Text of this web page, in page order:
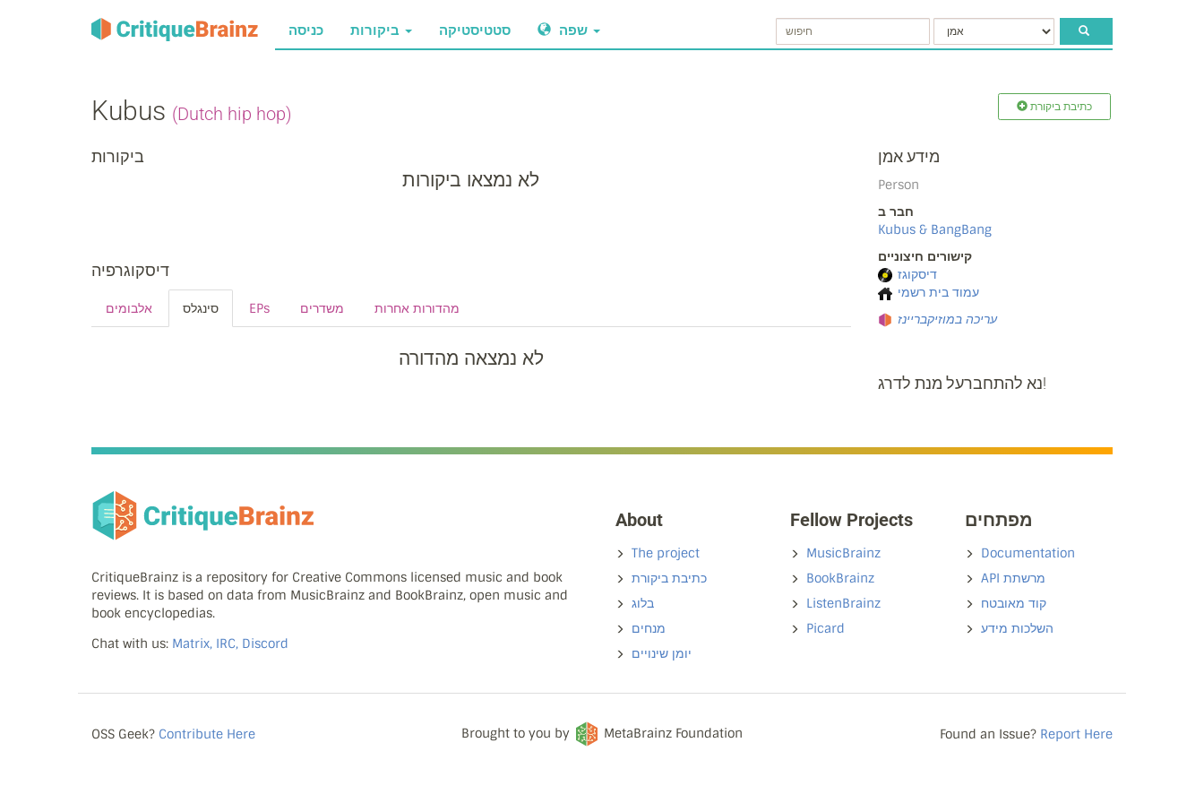
כניסה סטטיסטיקה
Kubus (Dutch hip hop) כתיבת ביקורת
ביקורות
לא נמצאו ביקורות
דיסקוגרפיה
אלבומים סינגלס EPs משדרים מהדורות אחרות
לא נמצאה מהדורה
מידע אמן
Person
חבר ב
Kubus & BangBang
קישורים חיצוניים
דיסקוגז
עמוד בית רשמי
עריכה במוזיקבריינז
נא להתחברעל מנת לדרג!
CritiqueBrainz is a repository for Creative Commons licensed music and book
reviews. It is based on data from MusicBrainz and BookBrainz, open music and
book encyclopedias.
Chat with us: Matrix, IRC, Discord
About
The project
כתיבת ביקורת
בלוג
מנחים
יומן שינויים
Fellow Projects
MusicBrainz
BookBrainz
ListenBrainz
Picard
מפתחים
Documentation
API מרשתת
קוד מאובטח
השלכות מידע
OSS Geek? Contribute Here Brought to you by MetaBrainz Foundation Found an Issue? Report Here